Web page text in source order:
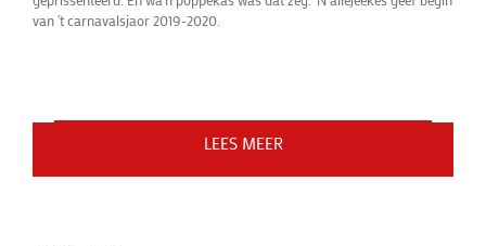
LEES MEER
van 't carnavalsjaor 2019-2020.
LAAD MEER BERICHTEN